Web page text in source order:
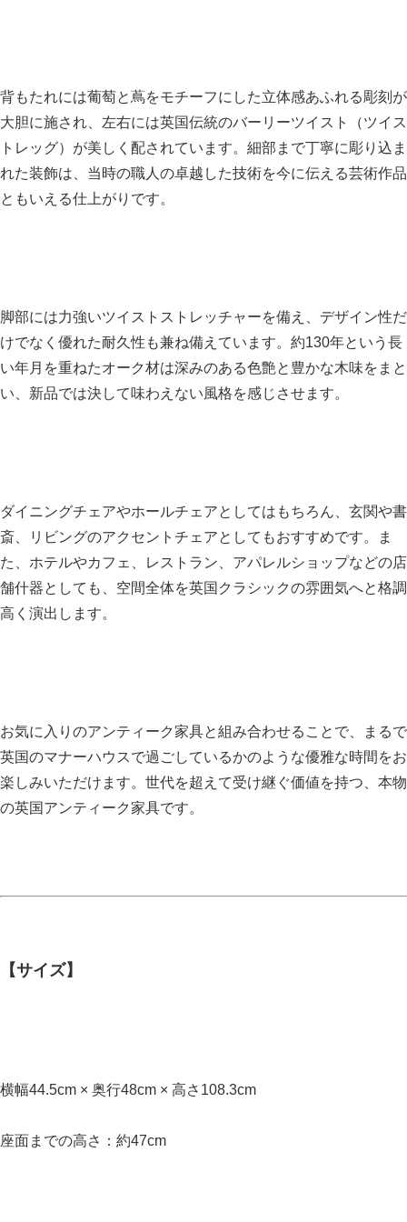
背もたれには葡萄と蔦をモチーフにした立体感あふれる彫刻が
大胆に施され、左右には英国伝統のバーリーツイスト（ツイス
トレッグ）が美しく配されています。細部まで丁寧に彫り込ま
れた装飾は、当時の職人の卓越した技術を今に伝える芸術作品
ともいえる仕上がりです。
脚部には力強いツイストストレッチャーを備え、デザイン性だ
けでなく優れた耐久性も兼ね備えています。約130年という長
い年月を重ねたオーク材は深みのある色艶と豊かな木味をまと
い、新品では決して味わえない風格を感じさせます。
ダイニングチェアやホールチェアとしてはもちろん、玄関や書
斎、リビングのアクセントチェアとしてもおすすめです。ま
た、ホテルやカフェ、レストラン、アパレルショップなどの店
舗什器としても、空間全体を英国クラシックの雰囲気へと格調
高く演出します。
お気に入りのアンティーク家具と組み合わせることで、まるで
英国のマナーハウスで過ごしているかのような優雅な時間をお
楽しみいただけます。世代を超えて受け継ぐ価値を持つ、本物
の英国アンティーク家具です。
【サイズ】
横幅44.5cm × 奥行48cm × 高さ108.3cm
座面までの高さ：約47cm